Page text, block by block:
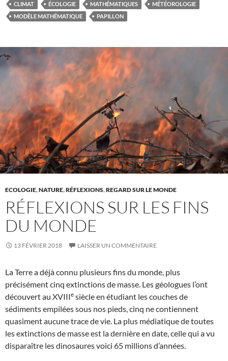
CLIMAT ÉCOLOGIE MATHÉMATIQUES
MÉTÉOROLOGIE
MODÈLE MATHÉMATIQUE
PAPILLON
ECOLOGIE,NATURE,RÉFLEXIONS,REGARD SUR LE MONDE
RÉFLEXIONS SUR LES FINS
DU MONDE
13 FÉVRIER 2018 LAISSER UN COMMENTAIRE
La Terre a déjà connu plusieurs fins du monde, plus
précisément cinq extinctions de masse. Les géologues l’ont
découvert au XVIIIe siècle en étudiant les couches de
sédiments empilées sous nos pieds, cinq ne contiennent
quasiment aucune trace de vie. La plus médiatique de toutes
les extinctions de masse est la dernière en date, celle qui a vu
disparaître les dinosaures voici 65 millions d’années.